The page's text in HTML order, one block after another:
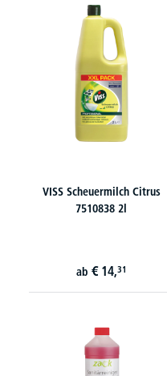
VISS Scheuermilch Citrus
7510838 2l
ab € 14,31